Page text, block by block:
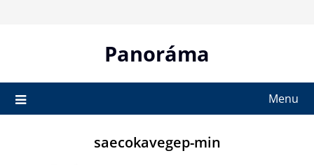
Panoráma
Menu
saecokavegep-min